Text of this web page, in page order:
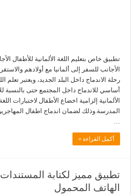
تطبيق خاص بتعليم اللغة الألمانية للأطفال
الأجانب للسفر إلى ألمانيا مع أولادهم
رحلة الاندماج داخل البلد الجديد، ويعتبر تعلم
أساسي للاندماج داخل المجتمع حتى بالنسبة
الألمانية إلزامية اخضاع الأطفال لاختبارات
المدرسة.وذلك لضمان اندماج اطفال
أكمل القراءة »
تطبيق مميز لكتابة
الهاتف المحمول